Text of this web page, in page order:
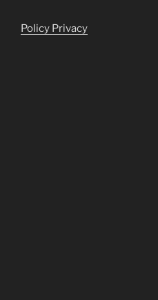
Policy Privacy